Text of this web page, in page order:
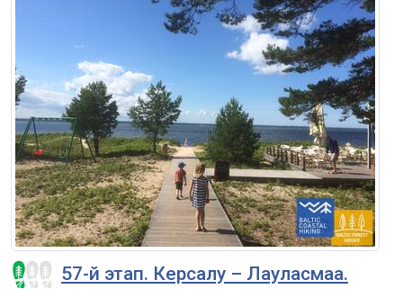
57-й этап. Керсалу – Лауласмаа.